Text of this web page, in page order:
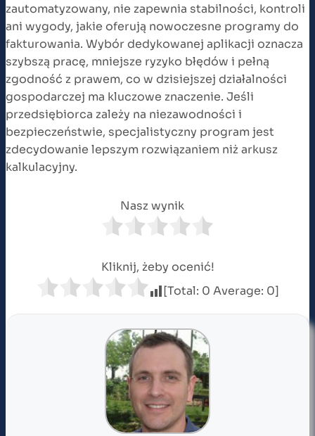
zautomatyzowany, nie zapewnia stabilności, kontroli
ani wygody, jakie oferują nowoczesne programy do
fakturowania. Wybór dedykowanej aplikacji oznacza
szybszą pracę, mniejsze ryzyko błędów i pełną
zgodność z prawem, co w dzisiejszej działalności
gospodarczej ma kluczowe znaczenie. Jeśli
przedsiębiorca zależy na niezawodności i
bezpieczeństwie, specjalistyczny program jest
zdecydowanie lepszym rozwiązaniem niż arkusz
kalkulacyjny.
Nasz wynik
Kliknij, żeby ocenić!
[Total: 0 Average: 0]